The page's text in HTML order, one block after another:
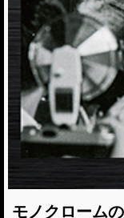
モノクローム